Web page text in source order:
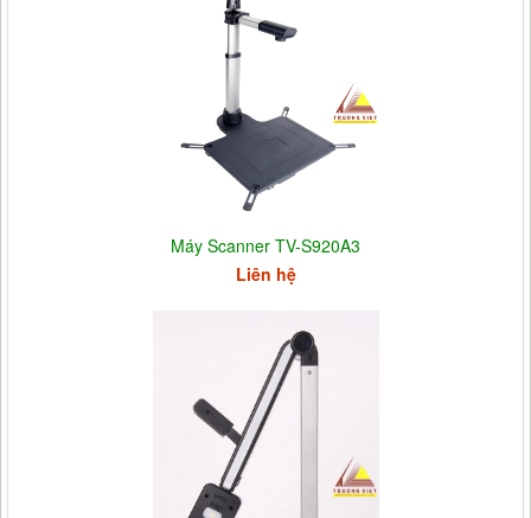
Máy Scanner TV-S920A3
Liên hệ